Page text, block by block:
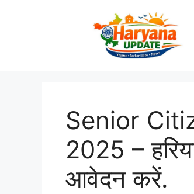
Senior
2025 –
आवेदन करें.